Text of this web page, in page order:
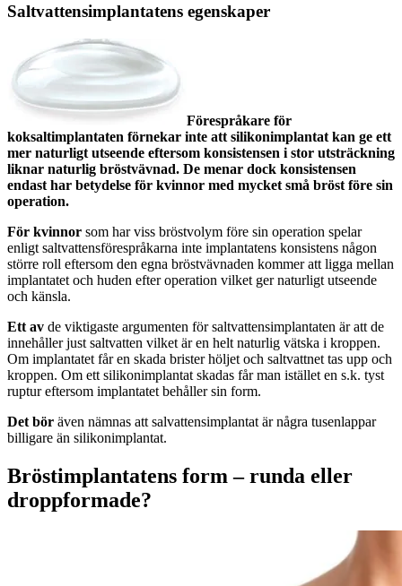
Saltvattensimplantatens egenskaper
Förespråkare för
koksaltimplantaten förnekar inte att silikonimplantat kan ge ett
mer naturligt utseende eftersom konsistensen i stor utsträckning
liknar naturlig bröstvävnad. De menar dock konsistensen
endast har betydelse för kvinnor med mycket små bröst före sin
operation.
För kvinnor som har viss bröstvolym före sin operation spelar
enligt saltvattensförespråkarna inte implantatens konsistens någon
större roll eftersom den egna bröstvävnaden kommer att ligga mellan
implantatet och huden efter operation vilket ger naturligt utseende
och känsla.
Ett av de viktigaste argumenten för saltvattensimplantaten är att de
innehåller just saltvatten vilket är en helt naturlig vätska i kroppen.
Om implantatet får en skada brister höljet och saltvattnet tas upp och
kroppen. Om ett silikonimplantat skadas får man istället en s.k. tyst
ruptur eftersom implantatet behåller sin form.
Det bör även nämnas att salvattensimplantat är några tusenlappar
billigare än silikonimplantat.
Bröstimplantatens form – runda eller
droppformade?